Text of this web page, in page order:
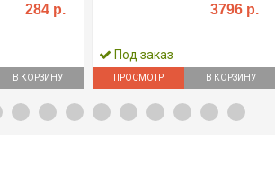
284 р.
В КОРЗИНУ
3796 р.
Под заказ
ПРОСМОТР В КОРЗИНУ